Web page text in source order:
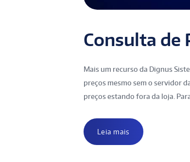
Consulta de
Mais um recurso da Dignus
preços mesmo sem o servidor
preços estando fora da loja.
Leia mais